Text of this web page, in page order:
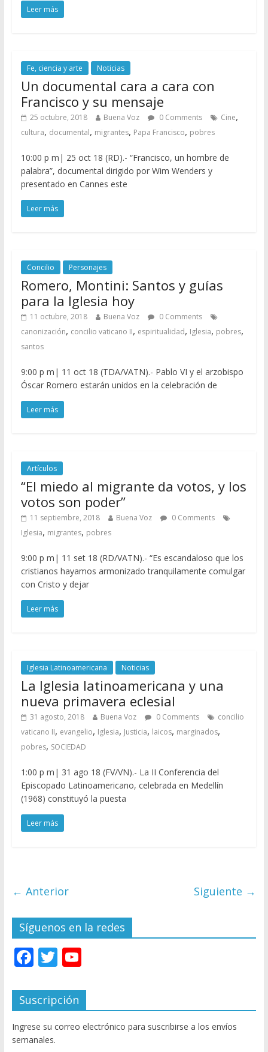
Leer más
Fe, ciencia y arte Noticias
Un documental cara a cara con
Francisco y su mensaje
25 octubre, 2018 Buena Voz 0 Comments Cine,
cultura, documental, migrantes, Papa Francisco, pobres
10:00 p m| 25 oct 18 (RD).- “Francisco, un hombre de
palabra”, documental dirigido por Wim Wenders y
presentado en Cannes este
Leer más
Concilio Personajes
Romero, Montini: Santos y guías
para la Iglesia hoy
11 octubre, 2018 Buena Voz
0 Comments
canonización, concilio vaticano II, espiritualidad, Iglesia, pobres,
santos
9:00 p m| 11 oct 18 (TDA/VATN).- Pablo VI y el arzobispo
Óscar Romero estarán unidos en la celebración de
Leer más
Artículos
“El miedo al migrante da votos, y los
votos son poder”
11 septiembre, 2018 Buena Voz
0 Comments
Iglesia, migrantes, pobres
9:00 p m| 11 set 18 (RD/VATN).- “Es escandaloso que los
cristianos hayamos armonizado tranquilamente comulgar
con Cristo y dejar
Leer más
Iglesia Latinoamericana Noticias
La Iglesia latinoamericana y una
nueva primavera eclesial
31 agosto, 2018 Buena Voz 0 Comments
concilio
vaticano II, evangelio, Iglesia, Justicia, laicos, marginados,
pobres, SOCIEDAD
1:00 p m| 31 ago 18 (FV/VN).- La II Conferencia del
Episcopado Latinoamericano, celebrada en Medellín
(1968) constituyó la puesta
Leer más
← Anterior Siguiente →
Síguenos en la redes
F
ac
e
b
o
T
w
itt
er
Y
u
T
u
Suscripción
Ingrese su correo electrónico para suscribirse a los envíos
semanales.